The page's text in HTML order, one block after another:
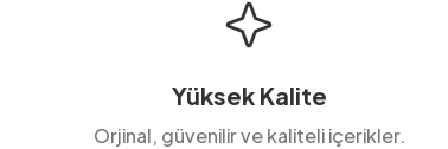
Yüksek Kalite
Orjinal, güvenilir ve kaliteli içerikler.